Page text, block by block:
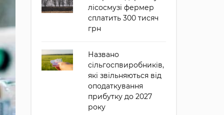
лісосмузі фермер
сплатить 300 тисяч
грн
Названо
сільгоспвиробників,
які звільняються від
оподаткування
прибутку до 2027
року